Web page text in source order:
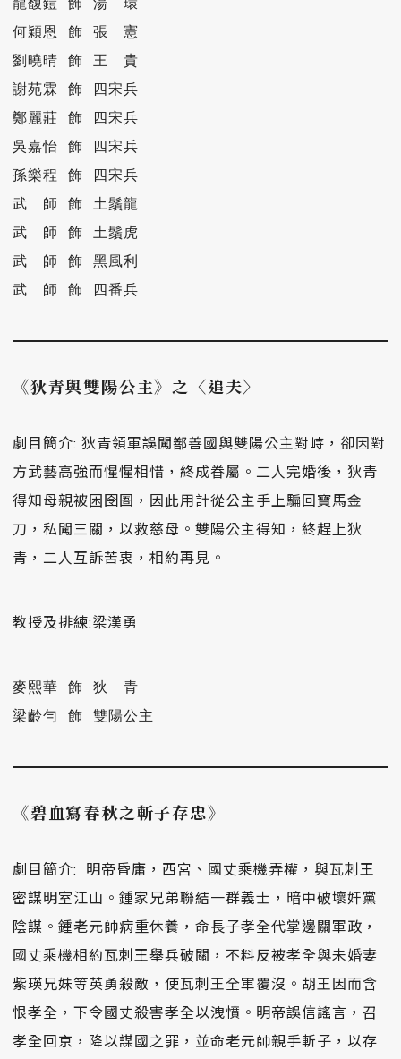
何穎恩 飾 張　憲
劉曉晴 飾 王　貴
謝苑霖 飾 四宋兵
鄭麗莊 飾 四宋兵
吳嘉怡 飾 四宋兵
孫樂程 飾 四宋兵
武　師 飾 土鬚龍
武　師 飾 土鬚虎
武　師 飾 黑風利
武　師 飾 四番兵
《狄青與雙陽公主》之〈追夫〉
劇目簡介: 狄青領軍誤闖鄯善國與雙陽公主對峙，卻因對
方武藝高強而惺惺相惜，終成眷屬。二人完婚後，狄青
得知母親被困囹圄，因此用計從公主手上騙回寶馬金
刀，私闖三關，以救慈母。雙陽公主得知，終趕上狄
青，二人互訴苦衷，相約再見。
教授及排練:梁漢勇
麥熙華 飾 狄　青
梁齡勻 飾 雙陽公主
《碧血寫春秋之斬子存忠》
劇目簡介: 明帝昏庸，西宮、國丈乘機弄權，與瓦刺王
密謀明室江山。鍾家兄弟聯結一群義士，暗中破壞奸黨
陰謀。鍾老元帥病重休養，命長子孝全代掌邊關軍政，
國丈乘機相約瓦刺王舉兵破關，不料反被孝全與未婚妻
紫瑛兄妹等英勇殺敵，使瓦刺王全軍覆沒。胡王因而含
恨孝全，下令國丈殺害孝全以洩憤。明帝誤信謠言，召
孝全回京，降以謀國之罪，並命老元帥親手斬子，以存